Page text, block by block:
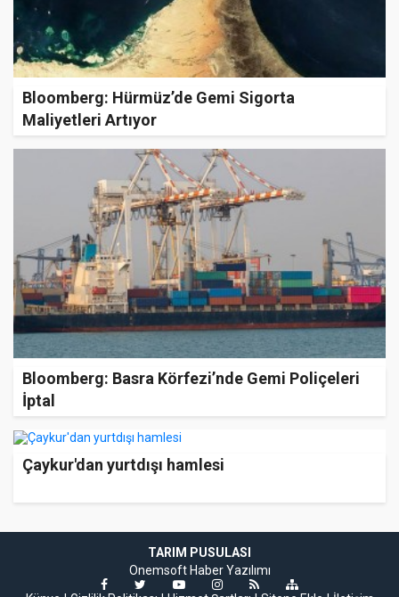
Bloomberg: Hürmüz’de Gemi Sigorta
Maliyetleri Artıyor
Bloomberg: Basra Körfezi’nde Gemi Poliçeleri
İptal
Çaykur'dan yurtdışı hamlesi
TARIM PUSULASI
Onemsoft Haber Yazılımı